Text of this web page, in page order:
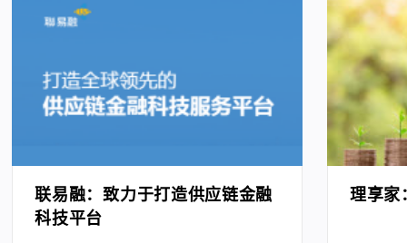
联易融：致力于打造供应链金融
科技平台
理享家